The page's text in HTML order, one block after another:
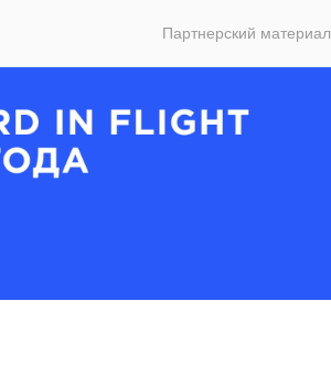
Партнерский материал